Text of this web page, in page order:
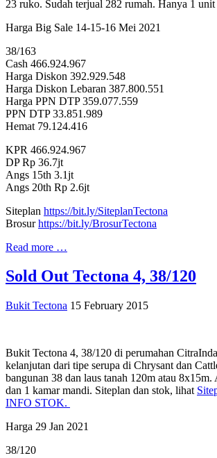
23 ruko. Sudah terjual 282 rumah. Hanya 1 unit
Harga Big Sale 14-15-16 Mei 2021
38/163
Cash 466.924.967
Harga Diskon 392.929.548
Harga Diskon Lebaran 387.800.551
Harga PPN DTP 359.077.559
PPN DTP 33.851.989
Hemat 79.124.416
KPR 466.924.967
DP Rp 36.7jt
Angs 15th 3.1jt
Angs 20th Rp 2.6jt
Siteplan https://bit.ly/SiteplanTectona
Brosurhttps://bit.ly/BrosurTectona
Read more …
Sold Out Tectona 4, 38/120
Bukit Tectona 15 February 2015
Bukit Tectona 4, 38/120 di perumahan
kelanjutan dari tipe serupa di Chrysant dan
bangunan 38 dan laus tanah 120m atau
dan 1 kamar mandi. Siteplan dan stok, lihat
INFO STOK.
Harga 29 Jan 2021
38/120